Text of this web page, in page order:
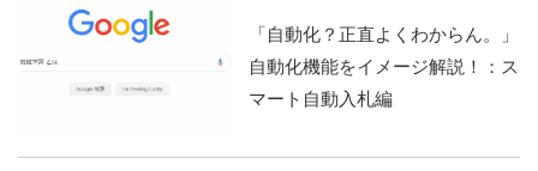
「自動化？正直よくわからん。」
自動化機能をイメージ解説！：ス
マート自動入札編